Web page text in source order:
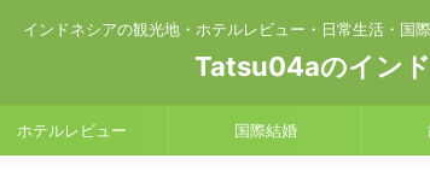
インドネシアの観光地・ホテルレビュー・日常生活・国
Tatsu04aのイン
ホテルレビュー 国際結婚